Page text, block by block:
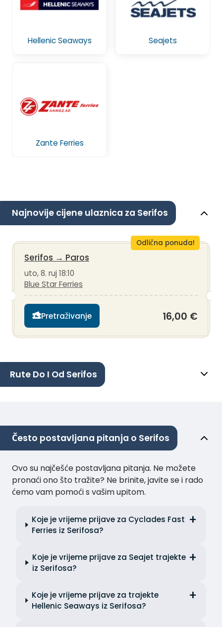
Hellenic Seaways Seajets
Zante Ferries
Najnovije cijene ulaznica za Serifos
Odlična ponuda!
Serifos → Paros
uto, 8. ruj 18:10
Blue Star Ferries
Pretraživanje 16,00 €
Rute Do I Od Serifos
Često postavljana pitanja o Serifos
Ovo su najčešće postavljana pitanja. Ne možete
pronaći ono što tražite? Ne brinite, javite se i rado
ćemo vam pomoći s vašim upitom.
Koje je vrijeme prijave za Cyclades Fast
Ferries iz Serifosa?
Koje je vrijeme prijave za Seajet trajekte
iz Serifosa?
Koje je vrijeme prijave za trajekte
Hellenic Seaways iz Serifosa?